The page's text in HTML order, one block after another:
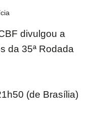
divulgou a
da 35ª Rodada
(de Brasília)